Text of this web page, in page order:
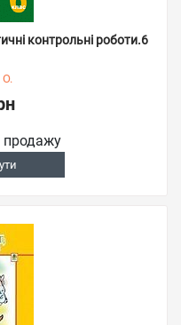
контрольні роботи.6
О.
продажу